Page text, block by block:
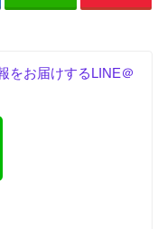
をお届けするLINE＠